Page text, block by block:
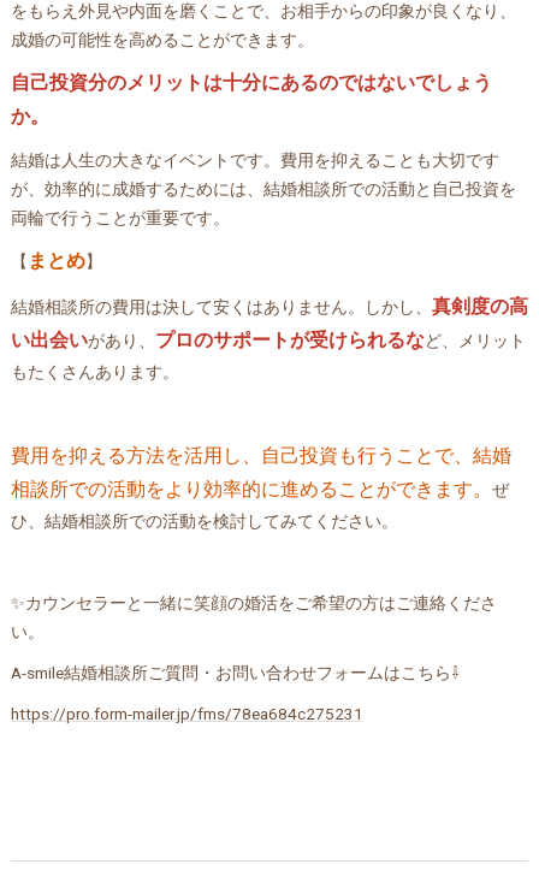
をもらえ外見や内面を磨くことで、お相手からの印象が良くなり、
成婚の可能性を高めることができます。
自己投資分のメリットは十分にあるのではないでしょう
か。
結婚は人生の大きなイベントです。費用を抑えることも大切です
が、効率的に成婚するためには、結婚相談所での活動と自己投資を
両輪で行うことが重要です。
【 まとめ】
結婚相談所の費用は決して安くはありません。しかし、 真剣度の高
い出会いがあり、 プロのサポートが受けられるなど、メリット
もたくさんあります。
費用を抑える方法を活用し、自己投資も行うことで、結婚
相談所での活動をより効率的に進めることができます。 ぜ
ひ、結婚相談所での活動を検討してみてください。
✨カウンセラーと一緒に笑顔の婚活をご希望の方はご連絡くださ
い。
A-smile結婚相談所ご質問・お問い合わせフォームはこちら⇩
https://pro.form-mailer.jp/fms/78ea684c275231